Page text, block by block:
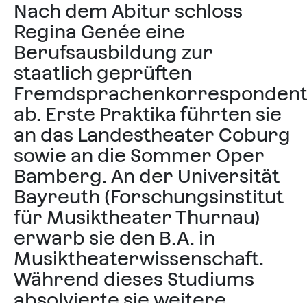
Nach dem Abitur schloss
Regina Genée eine
Berufsausbildung zur
staatlich geprüften
ab. Erste Praktika führten sie
an das Landestheater Coburg
sowie an die Sommer Oper
Bamberg. An der Universität
Bayreuth (Forschungsinstitut
für Musiktheater Thurnau)
erwarb sie den B.A. in
Musiktheaterwissenschaft.
Während dieses Studiums